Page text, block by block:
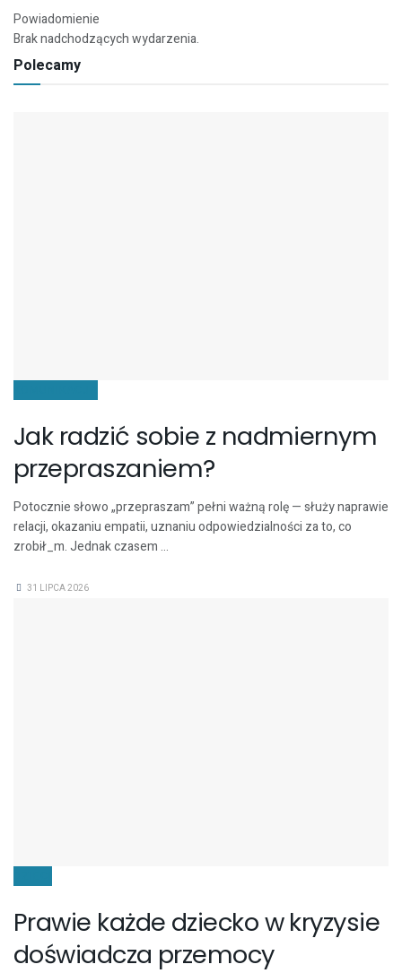
Powiadomienie
Brak nadchodzących wydarzenia.
Polecamy
Jak radzić sobie z nadmiernym
przepraszaniem?
Potocznie słowo „przepraszam” pełni ważną rolę — służy naprawie
relacji, okazaniu empatii, uznaniu odpowiedzialności za to, co
zrobił_m. Jednak czasem ...
31 LIPCA 2026
Prawie każde dziecko w kryzysie
doświadcza przemocy